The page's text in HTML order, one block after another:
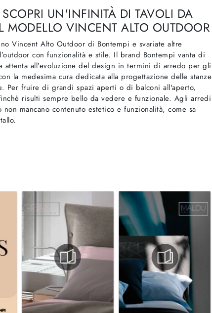
UN'INFINITÀ DI TAVOLI DA
VINCENT ALTO OUTDOOR
Vincent Alto Outdoor di Bontempi e svariate altre
con funzionalità e stile. Il brand Bontempi vanta di
attenta all’evoluzione del design in termini di arredo per gli
la medesima cura dedicata alla progettazione delle stanze
Per fruire di grandi spazi aperti o di balconi all'aperto,
risulti sempre bello da vedere e funzionale. Agli arredi
mancano contenuto estetico e funzionalità, come sa